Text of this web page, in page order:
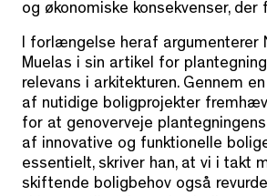
og økonomiske konsekvenser, der
I forlængelse heraf argumenterer
Muelas i sin artikel for
relevans i arkitekturen. Gennem
af nutidige boligprojekter
for at genoverveje
af innovative og funktionelle
essentielt, skriver han, at vi i takt
skiftende boligbehov også